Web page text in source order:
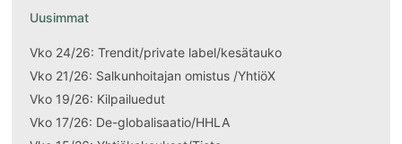
Uusimmat
Vko 24/26: Trendit/private label/kesätauko
Vko 21/26: Salkunhoitajan omistus /YhtiöX
Vko 19/26: Kilpailuedut
Vko 17/26: De-globalisaatio/HHLA